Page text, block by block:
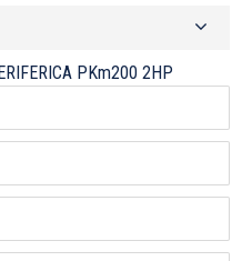
PKm200 2HP